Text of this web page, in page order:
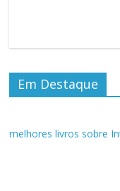
Em Destaque
melhores livros sobre